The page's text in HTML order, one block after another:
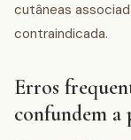
cutâneas
contraindicada.
Erros
confundem a